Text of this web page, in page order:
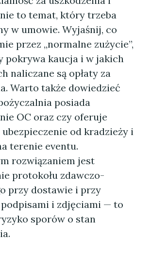
to temat, który trzeba
w umowie. Wyjaśnij, co
przez „normalne zużycie”,
pokrywa kaucja i w jakich
naliczane są opłaty za
Warto także dowiedzieć
posiada
OC oraz czy oferuje
od kradzieży i
terenie eventu.
rozwiązaniem jest
protokołu zdawczo-
przy dostawie i przy
podpisami i zdjęciami — to
sporów o stan